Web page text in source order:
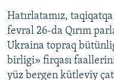
QOŞULIÑIZ!
Hatırlatamız,
fevral 26-da Qırım
Ukraina topraq
birligi» firqası
yüz bergen kütleviy